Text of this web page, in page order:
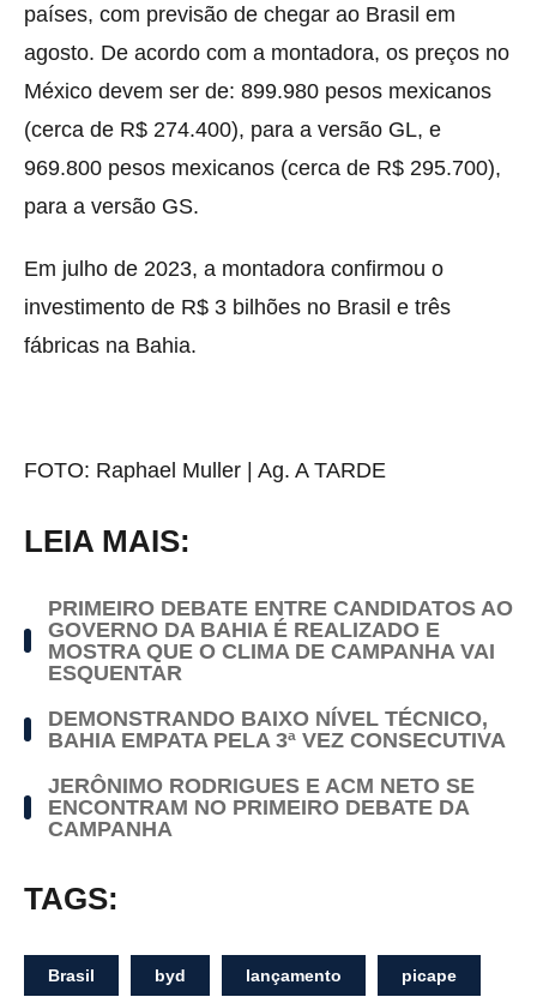
países, com previsão de chegar ao Brasil em
agosto. De acordo com a montadora, os preços no
México devem ser de: 899.980 pesos mexicanos
(cerca de R$ 274.400), para a versão GL, e
969.800 pesos mexicanos (cerca de R$ 295.700),
para a versão GS.
Em julho de 2023, a montadora confirmou o
investimento de R$ 3 bilhões no Brasil e três
fábricas na Bahia.
FOTO: Raphael Muller | Ag. A TARDE
LEIA MAIS:
PRIMEIRO DEBATE ENTRE CANDIDATOS AO
GOVERNO DA BAHIA É REALIZADO E
MOSTRA QUE O CLIMA DE CAMPANHA VAI
ESQUENTAR
DEMONSTRANDO BAIXO NÍVEL TÉCNICO,
BAHIA EMPATA PELA 3ª VEZ CONSECUTIVA
JERÔNIMO RODRIGUES E ACM NETO SE
ENCONTRAM NO PRIMEIRO DEBATE DA
CAMPANHA
TAGS:
Brasil byd lançamento picape